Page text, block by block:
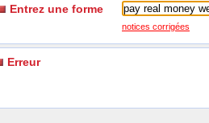
Entrez une forme
notices corrigées
Erreur